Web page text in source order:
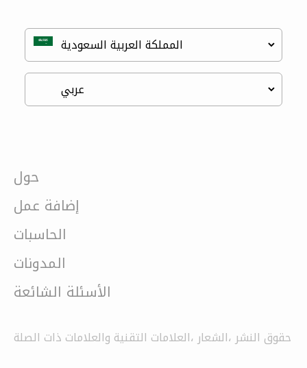
حول
إضافة عمل
الحاسبات
المدونات
الأسئلة الشائعة
حقوق النشر ،الشعار ،العلامات التقنية والعلامات ذات الصلة